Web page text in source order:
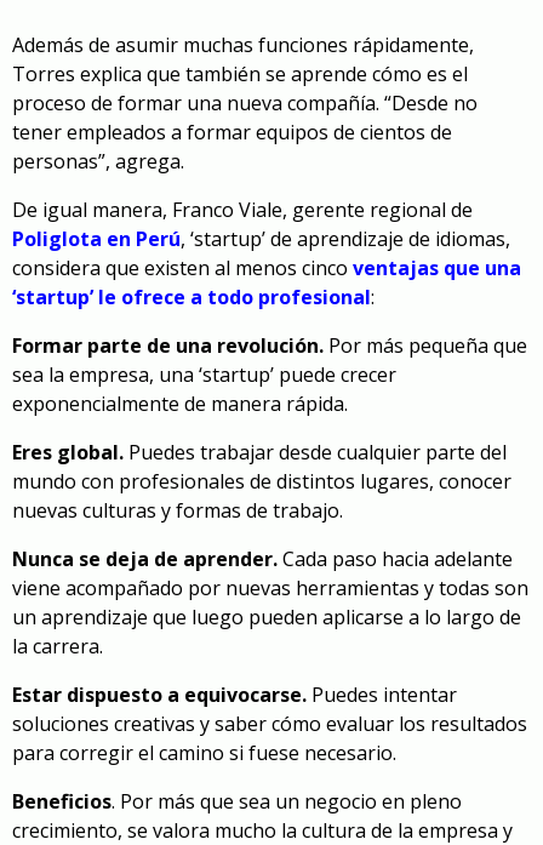
Además de asumir muchas funciones rápidamente,
Torres explica que también se aprende cómo es el
proceso de formar una nueva compañía. “Desde no
tener empleados a formar equipos de cientos de
personas”, agrega.
De igual manera, Franco Viale, gerente regional de
Poliglota en Perú, ‘startup’ de aprendizaje de idiomas,
considera que existen al menos cinco ventajas que una
‘startup’ le ofrece a todo profesional:
Formar parte de una revolución. Por más pequeña que
sea la empresa, una ‘startup’ puede crecer
exponencialmente de manera rápida.
Eres global. Puedes trabajar desde cualquier parte del
mundo con profesionales de distintos lugares, conocer
nuevas culturas y formas de trabajo.
Nunca se deja de aprender.Cada paso hacia adelante
viene acompañado por nuevas herramientas y todas son
un aprendizaje que luego pueden aplicarse a lo largo de
la carrera.
Estar dispuesto a equivocarse. Puedes intentar
soluciones creativas y saber cómo evaluar los resultados
para corregir el camino si fuese necesario.
Beneficios. Por más que sea un negocio en pleno
crecimiento, se valora mucho la cultura de la empresa y